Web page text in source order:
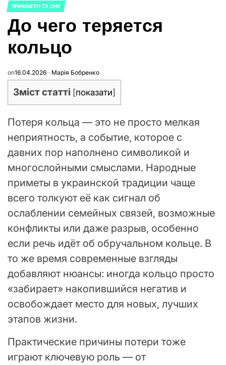
ОПУБЛИКОВАНО
ПРИКМЕТИ ТА СНИ
До чего теряется
кольцо
on16.04.2026 Марія Бобренко
Зміст статті [показати]
Потеря кольца — это не просто мелкая
неприятность, а событие, которое с
давних пор наполнено символикой и
многослойными смыслами. Народные
приметы в украинской традиции чаще
всего толкуют её как сигнал об
ослаблении семейных связей, возможные
конфликты или даже разрыв, особенно
если речь идёт об обручальном кольце. В
то же время современные взгляды
добавляют нюансы: иногда кольцо просто
«забирает» накопившийся негатив и
освобождает место для новых, лучших
этапов жизни.
Практические причины потери тоже
играют ключевую роль — от